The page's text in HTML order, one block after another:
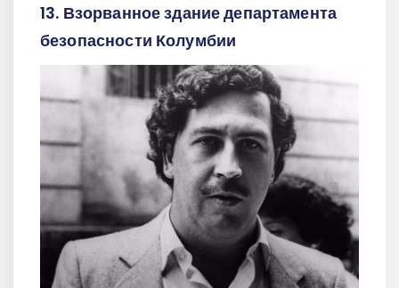
13. Взорванное здание департамента
безопасности Колумбии